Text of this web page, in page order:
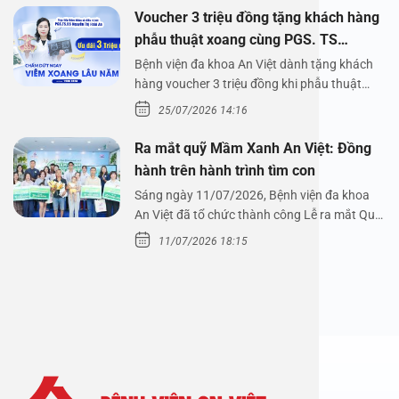
Voucher 3 triệu đồng tặng khách hàng
phẫu thuật xoang cùng PGS. TS
Nguyễn Thị Hoài An
Bệnh viện đa khoa An Việt dành tặng khách
hàng voucher 3 triệu đồng khi phẫu thuật
xoang cùng PGS.…
25/07/2026 14:16
Ra mắt quỹ Mầm Xanh An Việt: Đồng
hành trên hành trình tìm con
Sáng ngày 11/07/2026, Bệnh viện đa khoa
An Việt đã tổ chức thành công Lễ ra mắt Quỹ
Mầm Xanh…
11/07/2026 18:15